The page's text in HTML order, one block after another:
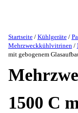
Startseite/ Kühlgeräte/
Mehrzweckkühlvitrinen/
mit gebogenem
1500 C